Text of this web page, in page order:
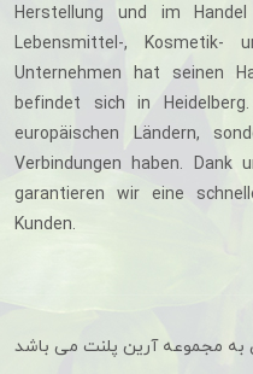
Herstellung und im
Lebensmittel-, Kosmetik-
Unternehmen hat seinen
befindet sich in
europäischen Ländern,
Verbindungen haben. Dank
garantieren wir eine
Kunden.